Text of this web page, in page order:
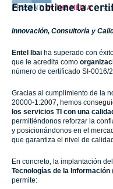
PRESENT, IN THE MEDIA 19
Entel obtiene la
Innovación, Consultoría y
Entel Ibai ha superado con
que le acredita como
número de certificado SI-0016/
Gracias al cumplimiento de la
20000-1:2007, hemos
los servicios TI con una
permitiéndonos reforzar la
y posicionándonos en el
que garantiza el nivel de
En concreto, la implantación del
Tecnologías de la Información
permite: